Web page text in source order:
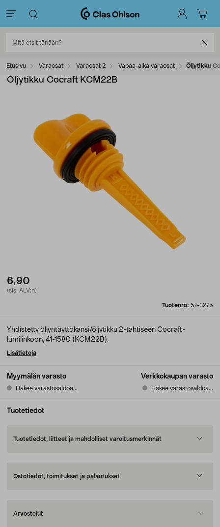
Etusivu Varaosat Varaosat 2 Vapaa-aika varaosat Öljytikku
Öljytikku Cocraft KCM22B
6,90
(sis. ALV:n)
Tuotenro: 51-3275
Myymälän varasto
Hakee varastosaldoa...
Verkkokaupan varasto
Hakee varastosaldoa...
Yhdistetty öljyntäyttökansi/öljytikku 2-tahtiseen Cocraft-
lumilinkoon, 41-1580 (KCM22B).
Lisätietoja
Tuotetiedot
Tuotetiedot, liitteet ja mahdolliset varoitusmerkinnät
Ostotiedot, toimitukset ja palautukset
Arvostelut